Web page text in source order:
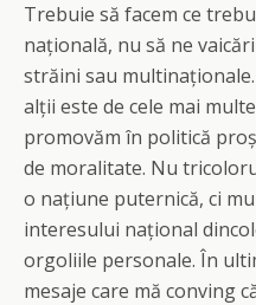
Trebuie să facem ce
națională, nu să ne
străini sau
alții este de cele mai
promovăm în politică
de moralitate. Nu
o națiune puternică, ci
interesului național
orgoliile personale. În
mesaje care mă conving